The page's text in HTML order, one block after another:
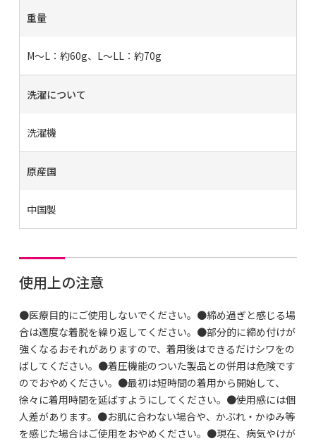
重量
M〜L：約60g、L〜LL：約70g
洗濯について
洗濯機
原産国
中国製
使用上の注意
●医療目的にご使用しないでください。●締め過ぎと感じる場
合は適度な着脱を繰り返してください。●部分的に締め付けが
強くなるおそれがありますので、着用後はできるだけシワをの
ばしてください。●着圧機能のついた製品との併用は危険です
のでおやめください。●最初は短時間の着用から開始して、
徐々に着用時間を延ばすようにしてください。●使用感には個
人差があります。●お肌に合わない場合や、かぶれ・かゆみ等
を感じた場合はご使用をおやめください。●現在、病気やけが